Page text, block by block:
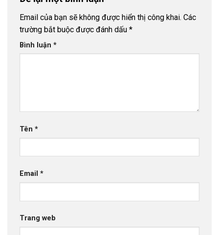
Email của bạn sẽ không được hiển thị công khai. Các
trường bắt buộc được đánh dấu *
Bình luận *
Tên *
Email *
Trang web